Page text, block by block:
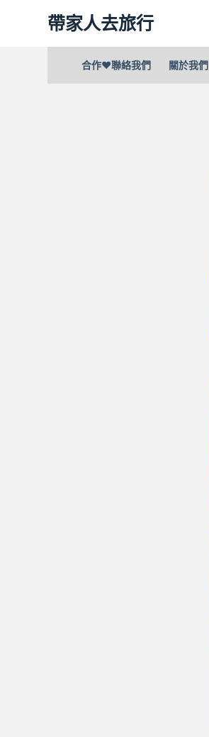
帶家人去旅行
合作❤聯絡我們 關於我們